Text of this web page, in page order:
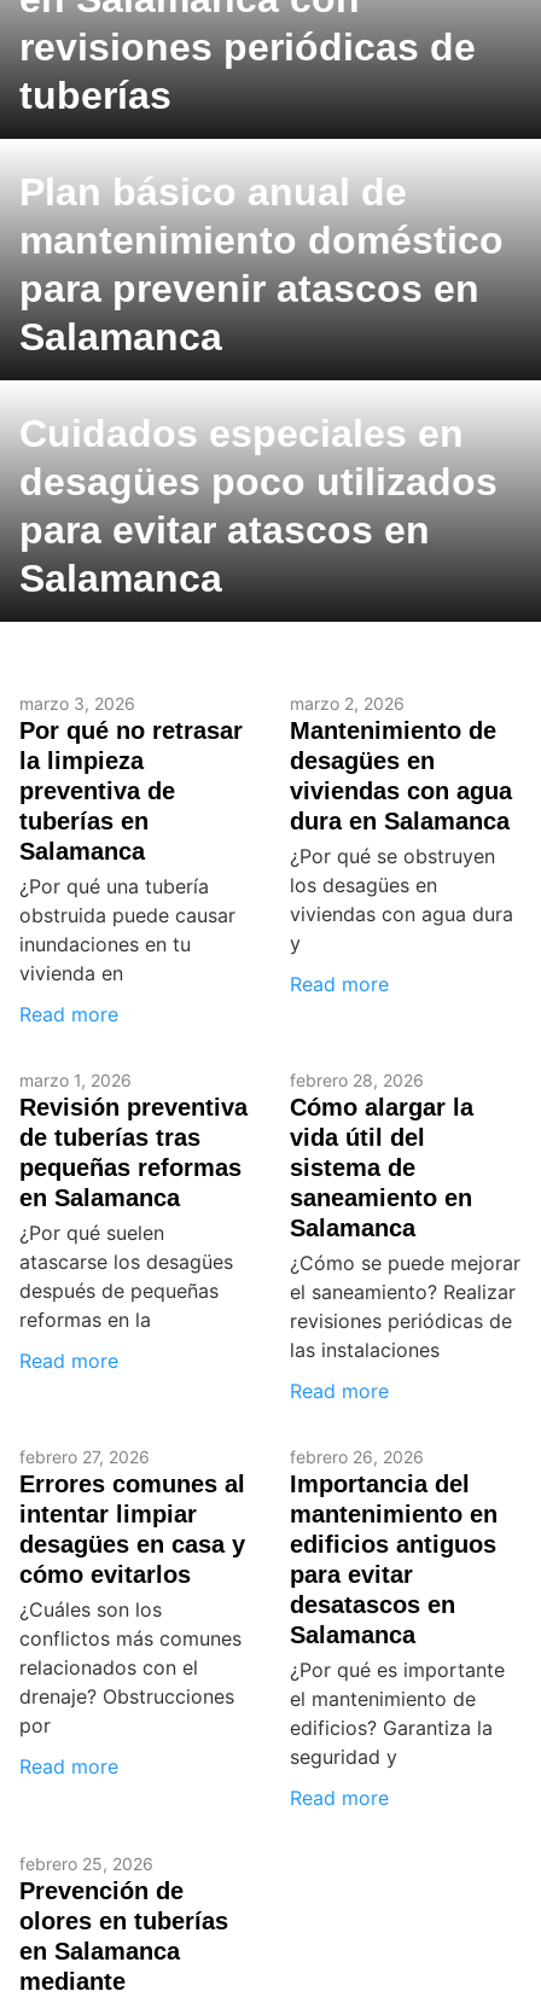
revisiones periódicas de
tuberías
Plan básico anual de
mantenimiento doméstico
para prevenir atascos en
Salamanca
Cuidados especiales en
desagües poco utilizados
para evitar atascos en
Salamanca
marzo 3, 2026
Por qué no retrasar
la limpieza
preventiva de
tuberías en
Salamanca
¿Por qué una tubería
obstruida puede causar
inundaciones en tu
vivienda en
Read more
marzo 2, 2026
Mantenimiento de
desagües en
viviendas con agua
dura en Salamanca
¿Por qué se obstruyen
los desagües en
viviendas con agua dura
y
Read more
marzo 1, 2026
Revisión preventiva
de tuberías tras
pequeñas reformas
en Salamanca
¿Por qué suelen
atascarse los desagües
después de pequeñas
reformas en la
Read more
febrero 28, 2026
Cómo alargar la
vida útil del
sistema de
saneamiento en
Salamanca
¿Cómo se puede mejorar
el saneamiento? Realizar
revisiones periódicas de
las instalaciones
Read more
febrero 27, 2026
Errores comunes al
intentar limpiar
desagües en casa y
cómo evitarlos
¿Cuáles son los
conflictos más comunes
relacionados con el
drenaje? Obstrucciones
por
Read more
febrero 26, 2026
Importancia del
mantenimiento en
edificios antiguos
para evitar
desatascos en
Salamanca
¿Por qué es importante
el mantenimiento de
edificios? Garantiza la
seguridad y
Read more
febrero 25, 2026
Prevención de
olores en tuberías
en Salamanca
mediante